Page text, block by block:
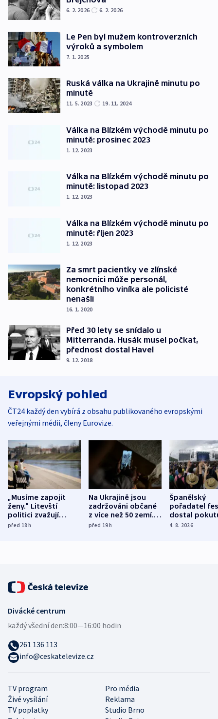
6. 2. 2026 6. 2. 2026
Le Pen byl mužem kontroverzních
výroků a symbolem
7. 1. 2025
Ruská válka na Ukrajině minutu po
minutě
11. 5. 2023 19. 11. 2024
Válka na Blízkém východě minutu po
minutě: prosinec 2023
1. 12. 2023
Válka na Blízkém východě minutu po
minutě: listopad 2023
1. 12. 2023
Válka na Blízkém východě minutu po
minutě: říjen 2023
1. 12. 2023
Za smrt pacientky ve zlínské
nemocnici může personál,
konkrétního viníka ale policisté
nenašli
16. 1. 2020
Před 30 lety se snídalo u
Mitterranda. Husák musel počkat,
přednost dostal Havel
9. 12. 2018
Evropský pohled
ČT24 každý den vybírá z obsahu publikovaného evropskými
veřejnými médii, členy Eurovize.
„Musíme zapojit
ženy.“ Litevští
politici zvažují
dohodu o
před 18h
Na Ukrajině jsou
zadržováni občané
z více než 50 zemí.
Bojovali na straně
před 19h
Španělský
pořadatel
dostal
nekalé
4. 8. 2026
TV program
Pro média
Živé vysílání
Reklama
TV poplatky
Studio Brno
Divácké centrum
každý všední den:8:00—16:00 hodin
261 136 113
info@ceskatelevize.cz